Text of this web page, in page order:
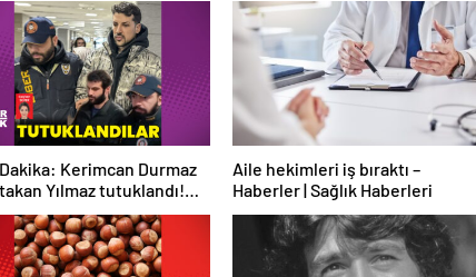
Kerimcan Durmaz
Yılmaz tutuklandı!
emniyetteki ifadesi
çıktı – Magazin haberleri
Aile hekimleri iş bıraktı –
Haberler | Sağlık Haberleri